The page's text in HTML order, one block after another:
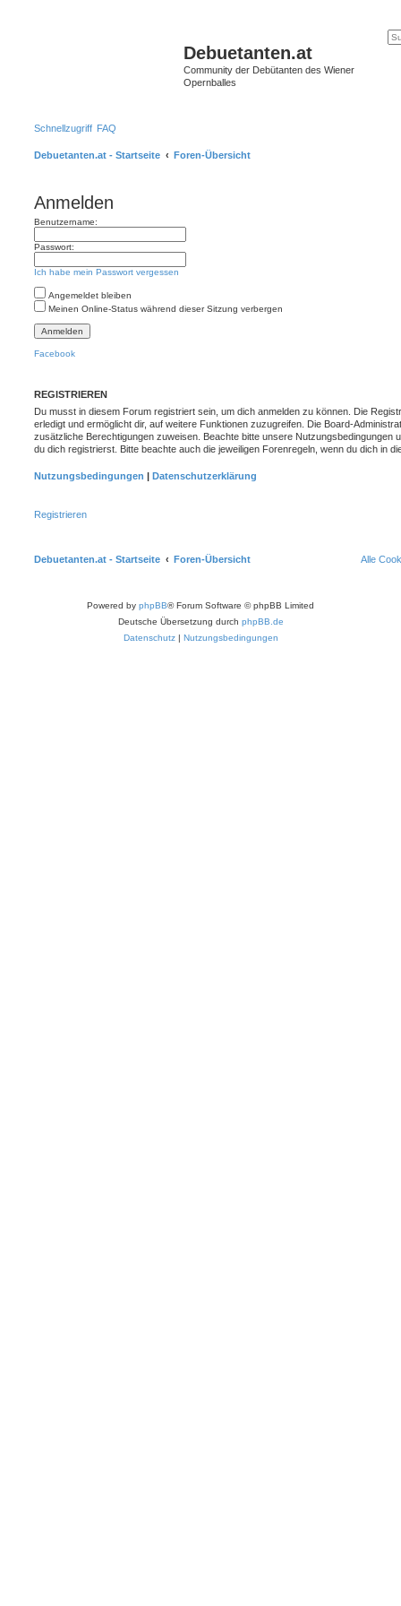
Debuetanten.at
Community der Debütanten des Wiener
Opernballes
Schnellzugriff FAQ
Debuetanten.at - Startseite Foren-Übersicht
Anmelden
Benutzername:
Passwort:
Ich habe mein Passwort vergessen
Angemeldet bleiben
Meinen Online-Status während dieser Sitzung verbergen
Facebook
REGISTRIEREN
Du musst in diesem Forum registriert sein, um dich anmelden zu können. Die
erledigt und ermöglicht dir, auf weitere Funktionen zuzugreifen. Die Board-
zusätzliche Berechtigungen zuweisen. Beachte bitte unsere Nutzungsbedingungen
du dich registrierst. Bitte beachte auch die jeweiligen Forenregeln, wenn du dich in
Nutzungsbedingungen | Datenschutzerklärung
Registrieren
Debuetanten.at - Startseite Foren-Übersicht Alle
Powered by phpBB® Forum Software © phpBB Limited
Deutsche Übersetzung durch phpBB.de
Datenschutz| Nutzungsbedingungen